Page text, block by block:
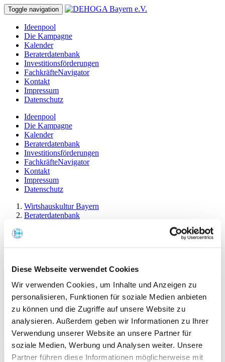
Diese Webseite verwendet Cookies
Wir verwenden Cookies, um Inhalte und Anzeigen zu
personalisieren, Funktionen für soziale Medien anbieten
zu können und die Zugriffe auf unsere Website zu
analysieren. Außerdem geben wir Informationen zu Ihrer
Verwendung unserer Website an unsere Partner für
soziale Medien, Werbung und Analysen weiter. Unsere
Partner führen diese Informationen möglicherweise mit
Toggle navigation
Ideenpool
Die Kampagne
Kalender
Beraterdatenbank
Investitionsförderungen
FachkräfteNavigator
Kontakt
Impressum
Datenschutz
Ideenpool
Die Kampagne
Kalender
Beraterdatenbank
Investitionsförderungen
FachkräfteNavigator
Kontakt
Impressum
Datenschutz
Wirtshauskultur Bayern
Beraterdatenbank